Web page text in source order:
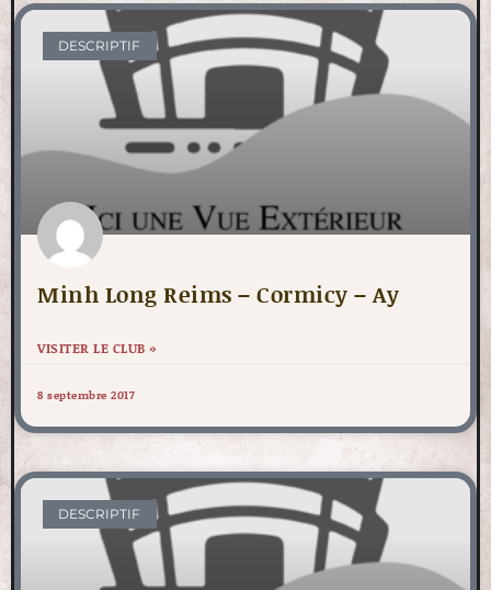
DESCRIPTIF
Minh Long Reims – Cormicy – Ay
VISITER LE CLUB »
8 septembre 2017
DESCRIPTIF